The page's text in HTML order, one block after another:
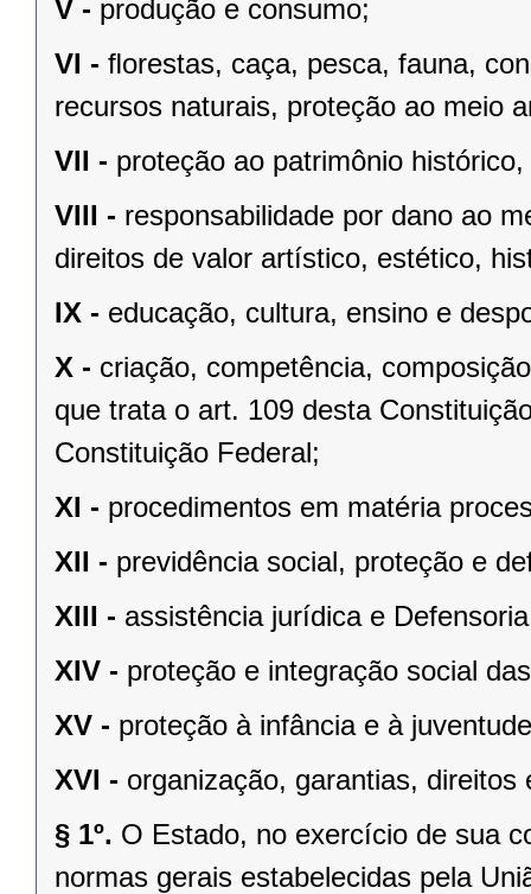
V - produção e consumo;
VI - ﬂorestas, caça, pesca, fauna,
recursos naturais, proteção ao meio
VII - proteção ao patrimônio
VIII - responsabilidade por dano ao
direitos de valor artístico, estético,
IX - educação, cultura, ensino e
X - criação, competência,
que trata o art. 109 desta
Constituição Federal;
XI - procedimentos em matéria
XII - previdência social, proteção e
XIII - assistência jurídica e
XIV - proteção e integração social
XV - proteção à infância e à
XVI - organização, garantias,
§ 1º. O Estado, no exercício de sua
normas gerais estabelecidas pela